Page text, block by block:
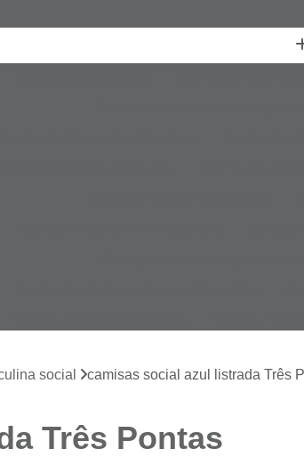
Camisa Masculina
Camisa Masculina
Camisa Branca Plus Size
Camisa Jeans
social camisas social azul listrada Três
Três Pontas